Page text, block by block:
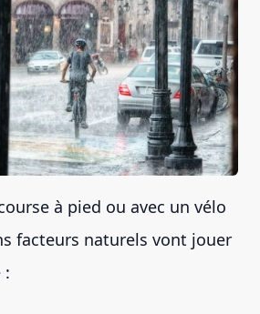
à pied ou avec un vélo
facteurs naturels vont jouer
: